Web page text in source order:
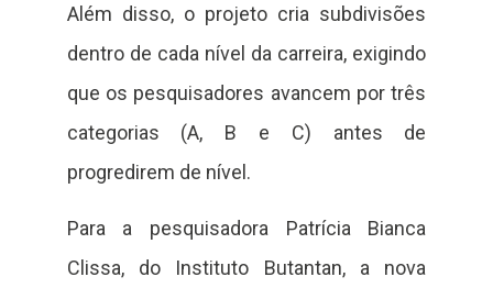
Além disso, o projeto cria subdivisões
dentro de cada nível da carreira, exigindo
que os pesquisadores avancem por três
categorias (A, B e C) antes de
progredirem de nível.
Para a pesquisadora Patrícia Bianca
Clissa, do Instituto Butantan, a nova